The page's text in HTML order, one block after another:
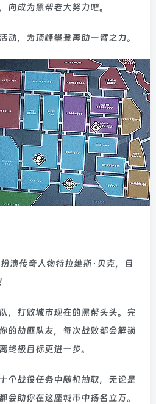
向成为黑帮老大努力吧。
动，为顶峰攀登再助一臂之力。
演传奇人物特拉维斯·贝克，目
，打败城市现在的黑帮头头。完
的劫匪队友，每次战败都会解锁
终极目标更进一步。
个战役任务中随机抽取，无论是
会助你在这座城市中扬名立万。